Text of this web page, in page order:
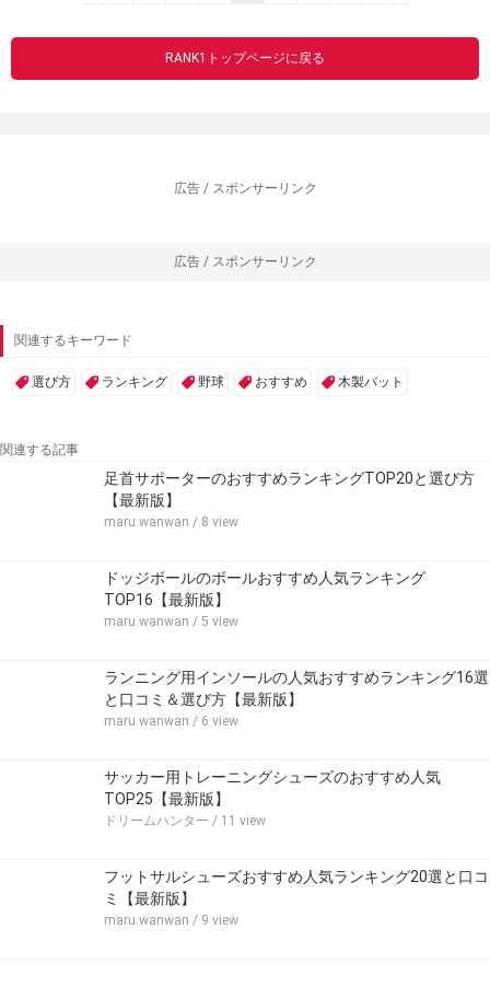
RANK1トップページに戻る
広告 / スポンサーリンク
広告 / スポンサーリンク
関連するキーワード
選び方 ランキング 野球 おすすめ 木製バット
関連する記事
足首サポーターのおすすめランキングTOP20と選び方
【最新版】
maru.wanwan / 8 view
ドッジボールのボールおすすめ人気ランキング
TOP16【最新版】
maru.wanwan / 5 view
ランニング用インソールの人気おすすめランキング16選
と口コミ＆選び方【最新版】
maru.wanwan / 6 view
サッカー用トレーニングシューズのおすすめ人気
TOP25【最新版】
ドリームハンター / 11 view
フットサルシューズおすすめ人気ランキング20選と口コ
ミ【最新版】
maru.wanwan / 9 view